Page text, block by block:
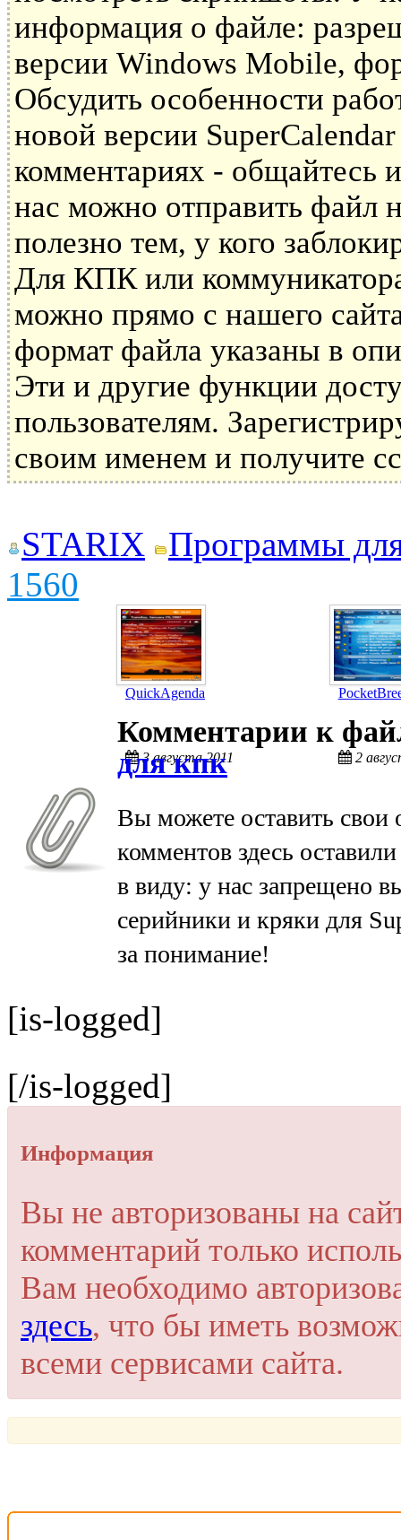
информация о файле:
версии Windows Mobile,
Обсудить особенности
новой версии
комментариях - общайтесь
нас можно отправить файл
полезно тем, у кого
Для КПК или
можно прямо с нашего
формат файла указаны в
Эти и другие функции
пользователям.
своим именем и получите
STARIX
Программы
1560
QuickAgenda
3 августа 2011 2
Комментарии к
для кпк
Вы можете оставить свои
комментов здесь
в виду: у нас запрещено
серийники и кряки для
за понимание!
[is-logged]
[/is-logged]
Информация
Вы не авторизованы на
комментарий только
Вам необходимо
здесь, что бы иметь
всеми сервисами сайта.